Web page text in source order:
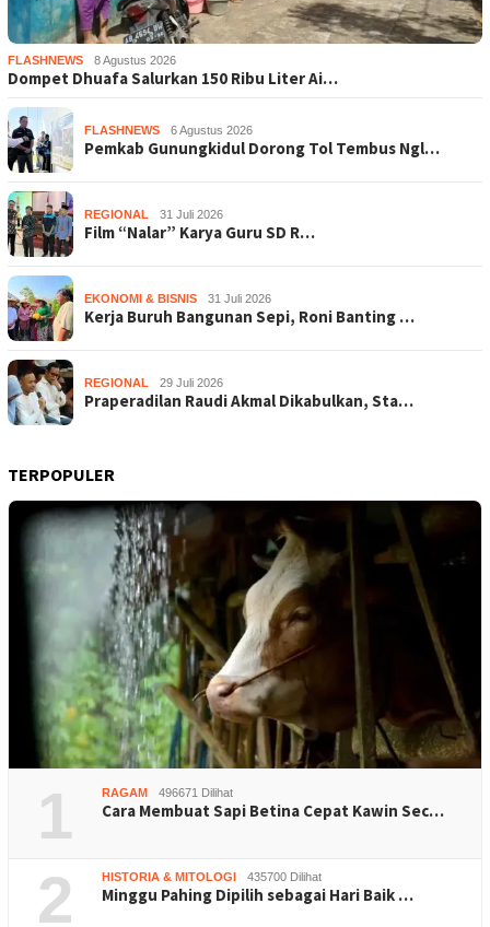
FLASHNEWS 8 Agustus 2026
Dompet Dhuafa Salurkan 150 Ribu Liter Ai…
FLASHNEWS 6 Agustus 2026
Pemkab Gunungkidul Dorong Tol Tembus Ngl…
REGIONAL 31 Juli 2026
Film “Nalar” Karya Guru SD R…
EKONOMI & BISNIS 31 Juli 2026
Kerja Buruh Bangunan Sepi, Roni Banting …
REGIONAL 29 Juli 2026
Praperadilan Raudi Akmal Dikabulkan, Sta…
TERPOPULER
1 RAGAM 496671 Dilihat
Cara Membuat Sapi Betina Cepat Kawin Sec…
2 HISTORIA & MITOLOGI 435700 Dilihat
Minggu Pahing Dipilih sebagai Hari Baik …